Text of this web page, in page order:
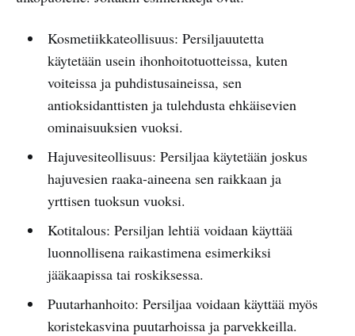
Kosmetiikkateollisuus: Persiljauutetta
käytetään usein ihonhoitotuotteissa, kuten
voiteissa ja puhdistusaineissa, sen
antioksidanttisten ja tulehdusta ehkäisevien
ominaisuuksien vuoksi.
Hajuvesiteollisuus: Persiljaa käytetään joskus
hajuvesien raaka-aineena sen raikkaan ja
yrttisen tuoksun vuoksi.
Kotitalous: Persiljan lehtiä voidaan käyttää
luonnollisena raikastimena esimerkiksi
jääkaapissa tai roskiksessa.
Puutarhanhoito: Persiljaa voidaan käyttää myös
koristekasvina puutarhoissa ja parvekkeilla.